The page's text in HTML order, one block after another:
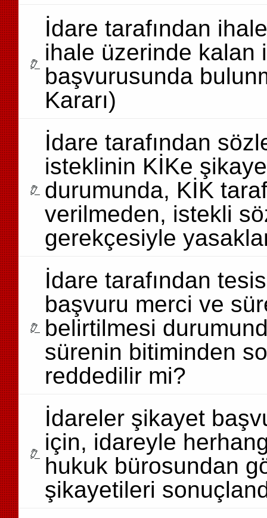
İdare tarafından
ihale üzerinde kalan
başvurusunda
Kararı)
İdare tarafından
isteklinin KİKe
durumunda, KİK
verilmeden, istekli
gerekçesiyle
İdare tarafından
başvuru merci ve
belirtilmesi
sürenin bitiminden
reddedilir mi?
İdareler şikayet
için, idareyle
hukuk bürosundan
şikayetileri